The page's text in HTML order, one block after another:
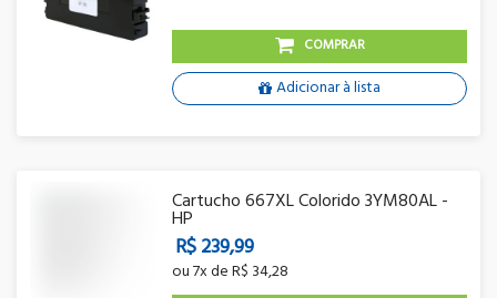
COMPRAR
Adicionar à lista
Cartucho 667XL Colorido 3YM80AL -
HP
R$ 239,99
ou7xdeR$ 34,28